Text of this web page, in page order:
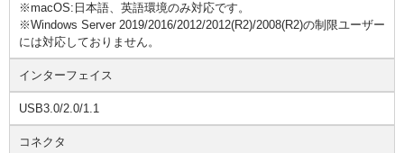
※macOS:日本語、英語環境のみ対応です。
※Windows Server 2019/2016/2012/2012(R2)/2008(R2)の制限ユーザー
には対応しておりません。
インターフェイス
USB3.0/2.0/1.1
コネクタ